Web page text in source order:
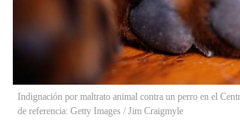
Indignación por maltrato animal contra un perro en el
de referencia: Getty Images / Jim Craigmyle